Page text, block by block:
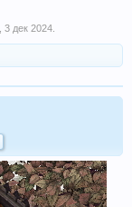
3 дек 2024